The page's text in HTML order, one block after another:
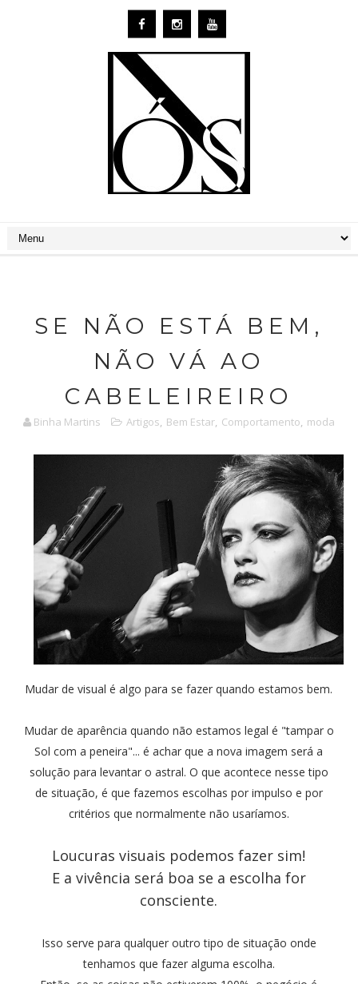
SE NÃO ESTÁ BEM,
NÃO VÁ AO
CABELEIREIRO
Binha Martins Artigos, Bem Estar, Comportamento, moda
Mudar de visual é algo para se fazer quando estamos bem.
Mudar de aparência quando não estamos legal é "tampar o
Sol com a peneira"... é achar que a nova imagem será a
solução para levantar o astral. O que acontece nesse tipo
de situação, é que fazemos escolhas por impulso e por
critérios que normalmente não usaríamos.
Loucuras visuais podemos fazer sim!
E a vivência será boa se a escolha for
consciente.
Isso serve para qualquer outro tipo de situação onde
tenhamos que fazer alguma escolha.